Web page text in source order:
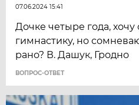
07.06.2024 15:41
Дочке четыре года, хочу
гимнастику, но
рано? В. Дашук, Гродно
ВОПРОС-ОТВЕТ